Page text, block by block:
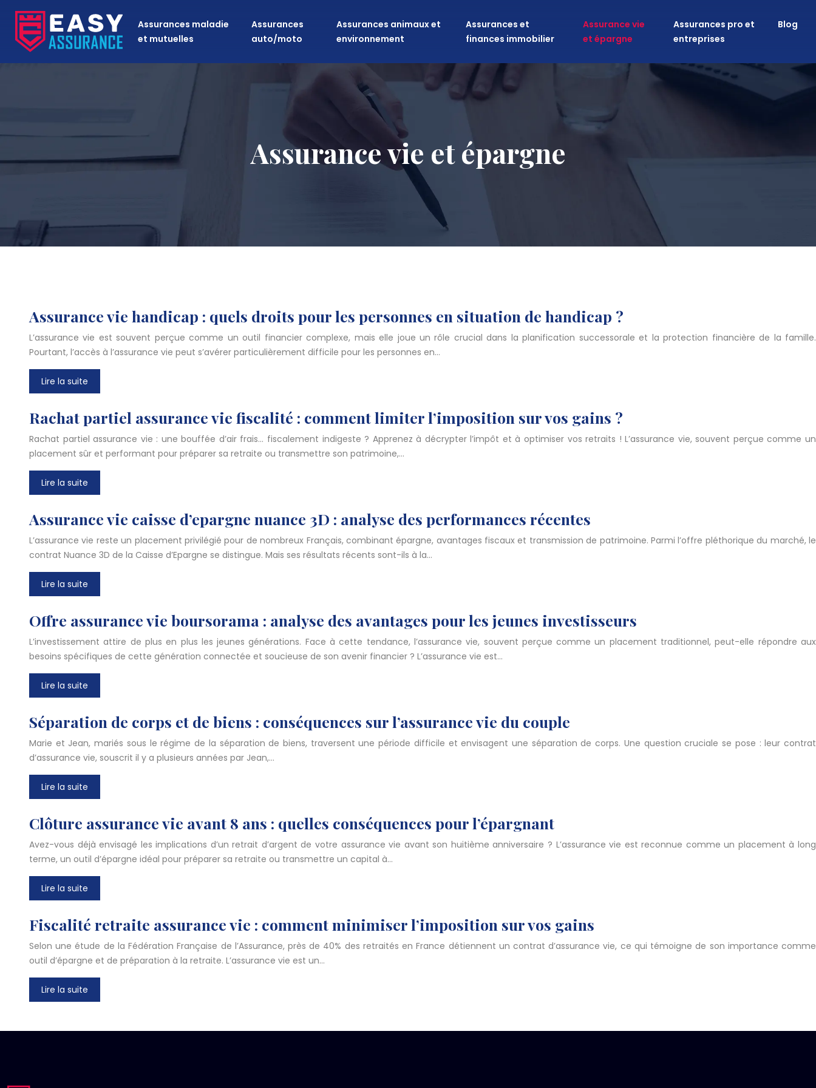
Assurances maladie
et mutuelles
Assurances
auto/moto
Assurances animaux et
environnement
Assurances et
finances immobilier
Assurance vie
et épargne
Assurances pro et
entreprises
Blog
Assurance vie et épargne
Assurance vie handicap : quels droits pour les personnes en situation de handicap ?
L’assurance vie est souvent perçue comme un outil financier complexe, mais elle joue un rôle crucial dans la planification successorale et la protection financière de la famille.
Pourtant, l’accès à l’assurance vie peut s’avérer particulièrement difficile pour les personnes en…
Lire la suite
Rachat partiel assurance vie fiscalité : comment limiter l’imposition sur vos gains ?
Rachat partiel assurance vie : une bouffée d’air frais… fiscalement indigeste ? Apprenez à décrypter l’impôt et à optimiser vos retraits ! L’assurance vie, souvent perçue comme un
placement sûr et performant pour préparer sa retraite ou transmettre son patrimoine,…
Lire la suite
Assurance vie caisse d’epargne nuance 3D : analyse des performances récentes
L’assurance vie reste un placement privilégié pour de nombreux Français, combinant épargne, avantages fiscaux et transmission de patrimoine. Parmi l’offre pléthorique du marché, le
contrat Nuance 3D de la Caisse d’Epargne se distingue. Mais ses résultats récents sont-ils à la…
Lire la suite
Offre assurance vie boursorama : analyse des avantages pour les jeunes investisseurs
L’investissement attire de plus en plus les jeunes générations. Face à cette tendance, l’assurance vie, souvent perçue comme un placement traditionnel, peut-elle répondre aux
besoins spécifiques de cette génération connectée et soucieuse de son avenir financier ? L’assurance vie est…
Lire la suite
Séparation de corps et de biens : conséquences sur l’assurance vie du couple
Marie et Jean, mariés sous le régime de la séparation de biens, traversent une période difficile et envisagent une séparation de corps. Une question cruciale se pose : leur contrat
d’assurance vie, souscrit il y a plusieurs années par Jean,…
Lire la suite
Clôture assurance vie avant 8 ans : quelles conséquences pour l’épargnant
Avez-vous déjà envisagé les implications d’un retrait d’argent de votre assurance vie avant son huitième anniversaire ? L’assurance vie est reconnue comme un placement à long
terme, un outil d’épargne idéal pour préparer sa retraite ou transmettre un capital à…
Lire la suite
Fiscalité retraite assurance vie : comment minimiser l’imposition sur vos gains
Selon une étude de la Fédération Française de l’Assurance, près de 40% des retraités en France détiennent un contrat d’assurance vie, ce qui témoigne de son importance comme
outil d’épargne et de préparation à la retraite. L’assurance vie est un…
Lire la suite